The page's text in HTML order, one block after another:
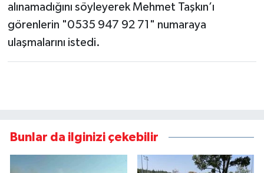
alınamadığını söyleyerek Mehmet Taşkın’ı
görenlerin "0535 947 92 71" numaraya
ulaşmalarını istedi.
Bunlar da ilginizi çekebilir